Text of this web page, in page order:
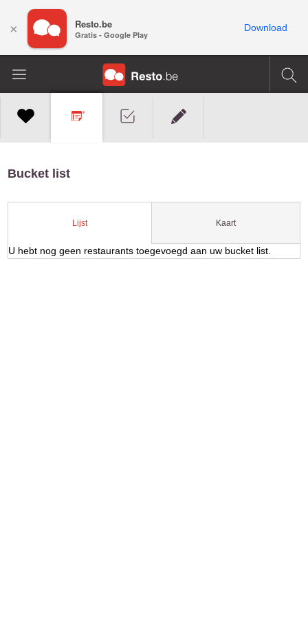
Bucket list
Lijst Kaart
U hebt nog geen restaurants toegevoegd aan uw bucket list.
× Resto.be
Gratis - Google Play
Download